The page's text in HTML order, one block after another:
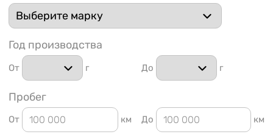
91
Год производства
От г До г
Пробег
От км До км